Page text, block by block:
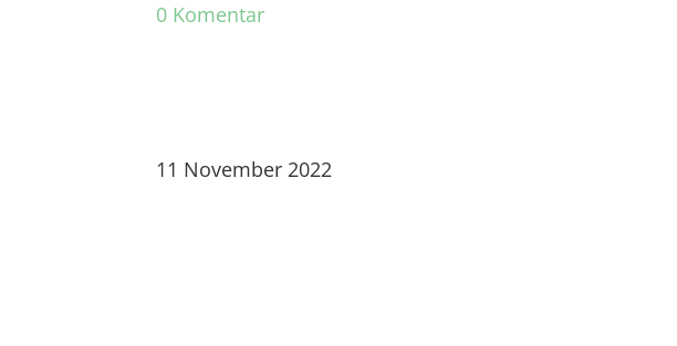
0 Komentar
11 November 2022